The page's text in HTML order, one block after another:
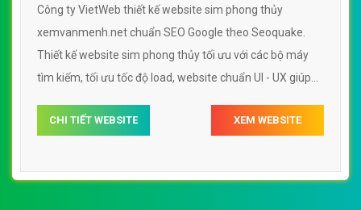
Công ty VietWeb thiết kế website sim phong thủy
xemvanmenh.net chuẩn SEO Google theo Seoquake.
Thiết kế website sim phong thủy tối ưu với các bộ máy
tìm kiếm, tối ưu tốc độ load, website chuẩn UI - UX giúp
thủy xemvanmenh.net
CHI TIẾT WEBSITE XEM WEBSITE